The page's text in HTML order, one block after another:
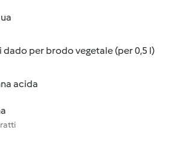
per brodo vegetale (per 0,5 l)
acida